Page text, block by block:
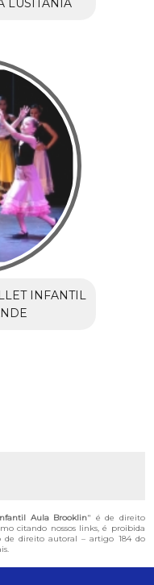
LUSITANIA
INFANTIL
Aula Brooklin" é de direito
citando nossos links, é proibida
de direito autoral – artigo 184 do
.